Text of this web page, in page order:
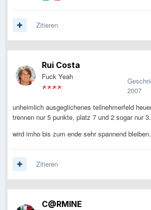
Zitieren
Rui Costa
Fuck Yeah
2007
unheimlich ausgeglichenes teilnehmerfeld
trennen nur 5 punkte, platz 7 und 2 sogar nur 3.
wird imho bis zum ende sehr spannend bleiben.
Zitieren
C@RMINE